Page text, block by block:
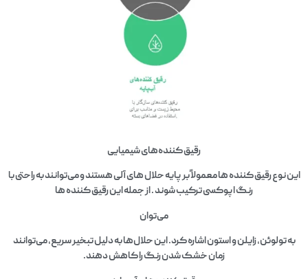
رقیق کننده‌های شیمیایی
این نوع رقیق کننده‌ ها معمولاً بر پایه حلال‌ های آلی هستند و می‌توانند به راحتی با
رنگ اپوکسی ترکیب شوند . از جمله این رقیق کننده‌ ها
می‌توان
به تولوئن، زایلن و استون اشاره کرد. این حلال‌ها به دلیل تبخیر سریع، می‌توانند
زمان خشک شدن رنگ را کاهش دهند.